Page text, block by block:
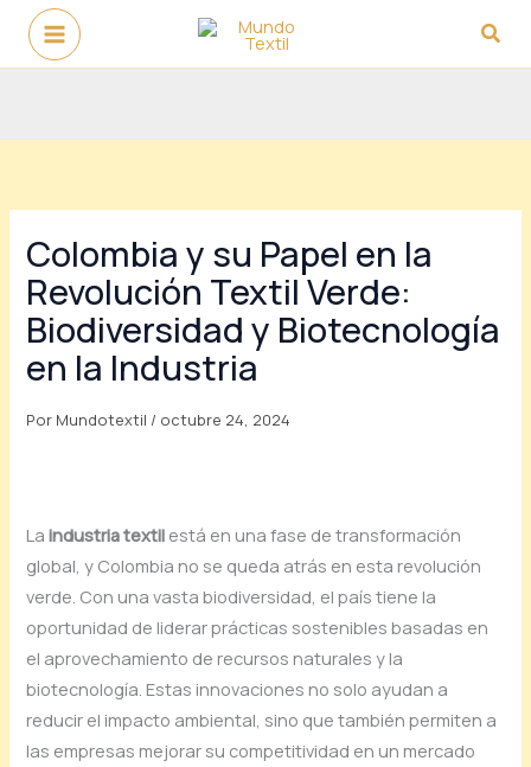
contenido
Colombia y su Papel en la
Revolución Textil Verde:
Biodiversidad y Biotecnología
en la Industria
Por Mundotextil / octubre 24, 2024
Laindustria textil está en una fase de transformación
global, y Colombia no se queda atrás en esta revolución
verde. Con una vasta biodiversidad, el país tiene la
oportunidad de liderar prácticas sostenibles basadas en
el aprovechamiento de recursos naturales y la
biotecnología. Estas innovaciones no solo ayudan a
reducir el impacto ambiental, sino que también permiten a
las empresas mejorar su competitividad en un mercado